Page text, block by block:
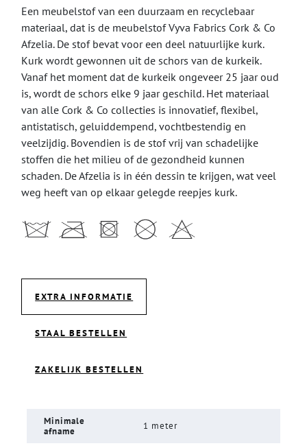
Een meubelstof van een duurzaam en recyclebaar
materiaal, dat is de meubelstof Vyva Fabrics Cork & Co
Afzelia. De stof bevat voor een deel natuurlijke kurk.
Kurk wordt gewonnen uit de schors van de kurkeik.
Vanaf het moment dat de kurkeik ongeveer 25 jaar oud
is, wordt de schors elke 9 jaar geschild. Het materiaal
van alle Cork & Co collecties is innovatief, flexibel,
antistatisch, geluiddempend, vochtbestendig en
veelzijdig. Bovendien is de stof vrij van schadelijke
stoffen die het milieu of de gezondheid kunnen
schaden. De Afzelia is in één dessin te krijgen, wat veel
weg heeft van op elkaar gelegde reepjes kurk.
EXTRA INFORMATIE
STAAL BESTELLEN
ZAKELIJK BESTELLEN
Minimale
afname
1 meter